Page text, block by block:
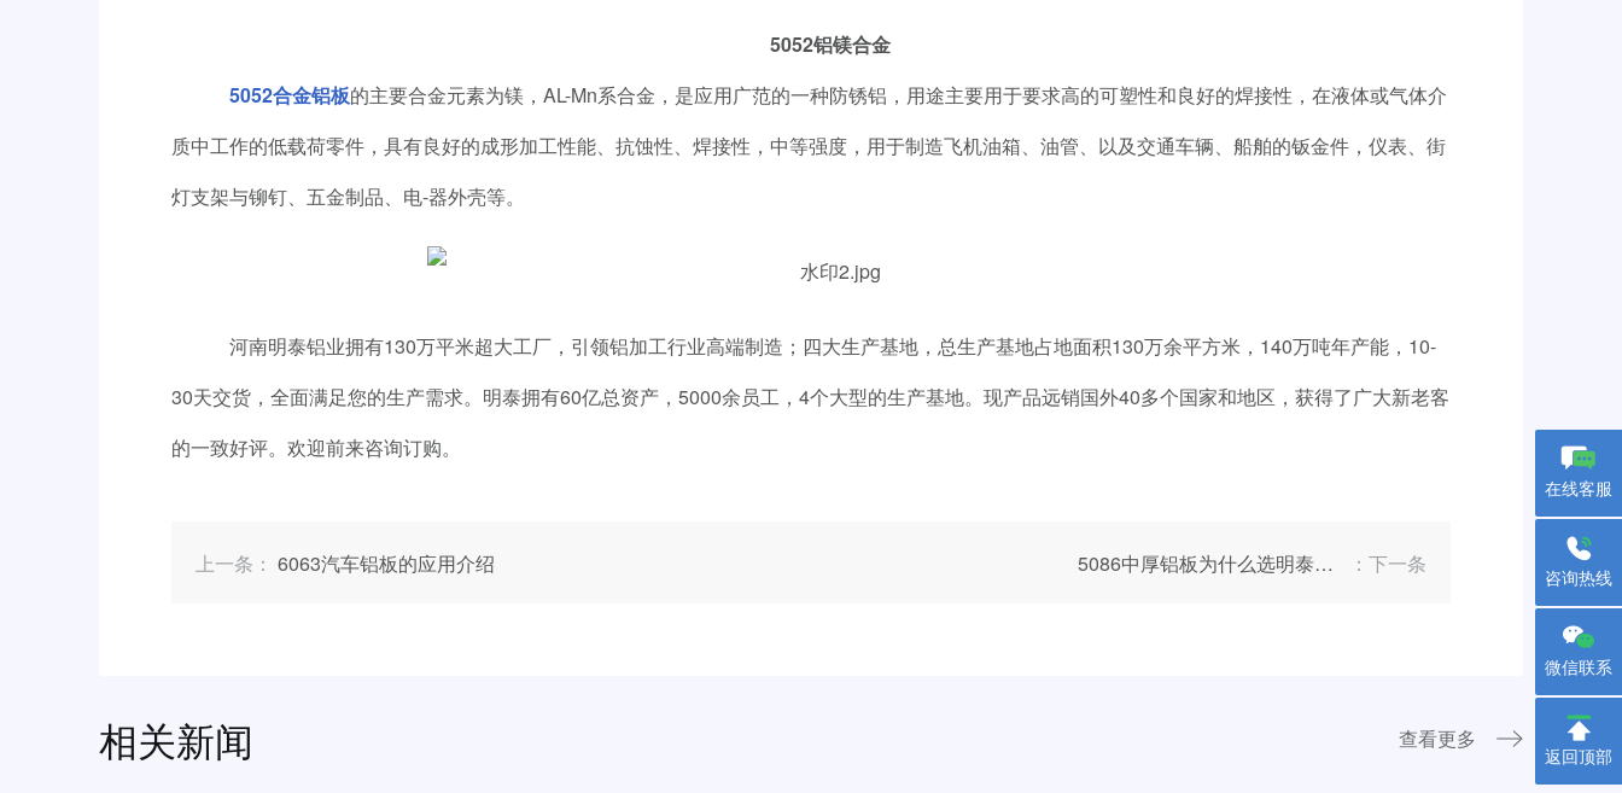
5052铝镁合金
5052合金铝板的主要合金元素为镁，AL-Mn系合金，是应用广范的一种防锈铝，用途主要用于要求高的可塑性和良好的焊接性，在液体或气体介
质中工作的低载荷零件，具有良好的成形加工性能、抗蚀性、焊接性，中等强度，用于制造飞机油箱、油管、以及交通车辆、船舶的钣金件，仪表、街
灯支架与铆钉、五金制品、电-器外壳等。
河南明泰铝业拥有130万平米超大工厂，引领铝加工行业高端制造；四大生产基地，总生产基地占地面积130万余平方米，140万吨年产能，10-
30天交货，全面满足您的生产需求。明泰拥有60亿总资产，5000余员工，4个大型的生产基地。现产品远销国外40多个国家和地区，获得了广大新老客
的一致好评。欢迎前来咨询订购。
上一条： 6063汽车铝板的应用介绍 5086中厚铝板为什么选明泰看了这个你就会明白 ：下一条
相关新闻 查看更多
在线客服
咨询热线
微信联系
返回顶部